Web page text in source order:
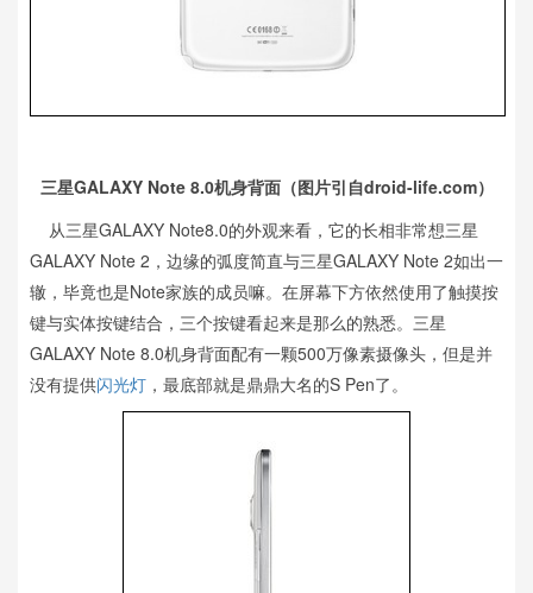
三星GALAXY Note 8.0机身背面（图片引自droid-life.com）
从三星GALAXY Note8.0的外观来看，它的长相非常想三星
GALAXY Note 2，边缘的弧度简直与三星GALAXY Note 2如出一
辙，毕竟也是Note家族的成员嘛。在屏幕下方依然使用了触摸按
键与实体按键结合，三个按键看起来是那么的熟悉。三星
GALAXY Note 8.0机身背面配有一颗500万像素摄像头，但是并
没有提供闪光灯 ，最底部就是鼎鼎大名的S Pen了。